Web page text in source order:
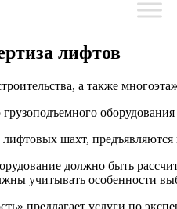
лифтов
а также
шахт,
должно быть
учитывать особенности
предлагает услуги по